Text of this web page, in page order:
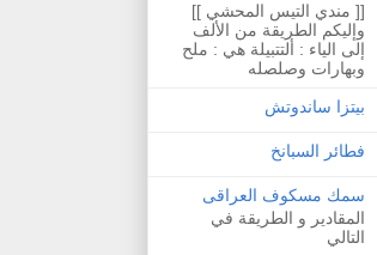
[[ مندي التيس المحشي ]]
وإليكم الطريقة من الألف
إلى الياء : ألتتبيلة هي : ملح
وبهارات وصلصله
بيتزا ساندوتش
فطائر السبانخ
سمك مسكوف العراقى
المقادير و الطريقة في
التالي